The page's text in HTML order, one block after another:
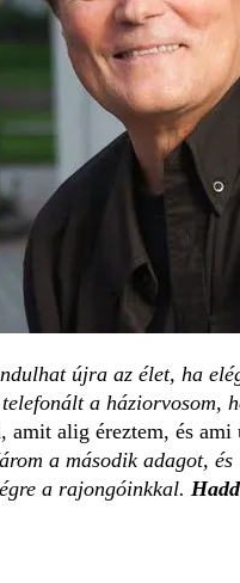
újra az élet, ha
a háziorvosom,
amit alig éreztem, és ami
a második adagot,
a rajongóinkkal.